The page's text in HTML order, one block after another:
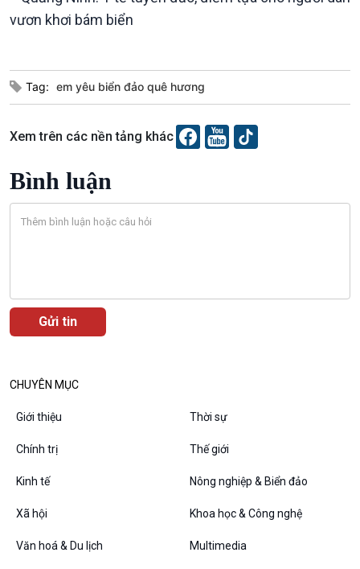
Xã hội chuyển động
Bước chân đến trường
Tin Văn hoá & Du lịch
Chát với người nổi tiếng
Câu chuyện Thể thao
Video
Podcast
10 phút Sự kiện - Luận bàn
Câu chuyện thời sự
Đối thoại
Chuyện đêm
vươn khơi bám biển
Tag: em yêu biển đảo quê hương
Xem trên các nền tảng khác
Bình luận
CHUYÊN MỤC
Giới thiệu Thời sự
Chính trị Thế giới
Kinh tế Nông nghiệp & Biển đảo
Xã hội Khoa học & Công nghệ
Văn hoá & Du lịch Multimedia